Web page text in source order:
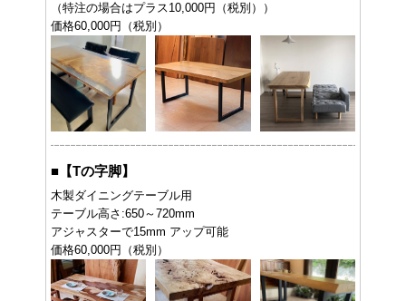
（特注の場合はプラス10,000円（税別））
価格60,000円（税別）
■ 【Tの字脚】
木製ダイニングテーブル用
テーブル高さ:650～720mm
アジャスターで15mm アップ可能
価格60,000円（税別）